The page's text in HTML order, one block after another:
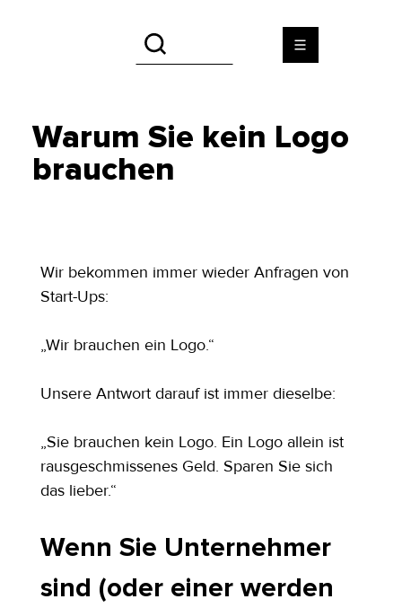
Warum Sie kein Logo
brauchen
Wir bekommen immer wieder Anfragen von
Start-Ups:
„Wir brauchen ein Logo.“
Unsere Antwort darauf ist immer dieselbe:
„Sie brauchen kein Logo. Ein Logo allein ist
rausgeschmissenes Geld. Sparen Sie sich
das lieber.“
Wenn Sie Unternehmer
sind (oder einer werden